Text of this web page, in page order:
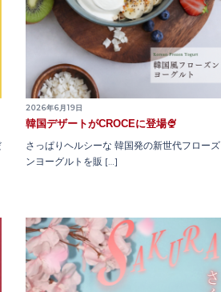
2026年6月19日
韓国デザートがCROCEに登場🍨
さっぱりヘルシーな 韓国発の新世代フローズ
ンヨーグルトを販 […]